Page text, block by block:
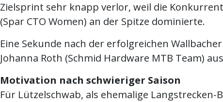
Zielsprint sehr knapp verlor, weil die
(Spar CTO Women) an der Spitze dominierte.
Eine Sekunde nach der erfolgreichen
Johanna Roth (Schmid Hardware MTB Team)
Motivation nach schwieriger Saison
Für Lützelschwab, als ehemalige Langstrecken-